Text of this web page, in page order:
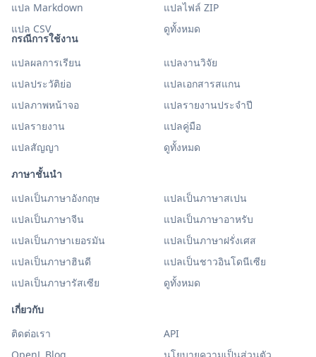
กรณีการใช้งาน
แปลผลการเรียน
แปลงานวิจัย
แปลประวัติย่อ
แปลเอกสารสแกน
แปลภาพหน้าจอ
แปลรายงานประจำปี
แปลรายงาน
แปลคู่มือ
แปลสัญญา
ดูทั้งหมด
ภาษาชั้นนำ
แปลเป็นภาษาอังกฤษ
แปลเป็นภาษาสเปน
แปลเป็นภาษาจีน
แปลเป็นภาษาอาหรับ
แปลเป็นภาษาเยอรมัน
แปลเป็นภาษาฝรั่งเศส
แปลเป็นภาษาฮินดี
แปลเป็นชาวอินโดนีเซีย
แปลเป็นภาษารัสเซีย
ดูทั้งหมด
แปล Markdown
แปลไฟล์ ZIP
แปล CSV
ดูทั้งหมด
เกี่ยวกับ
ติดต่อเรา
API